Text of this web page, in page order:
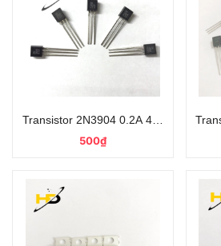
Transistor 2N3904 0.2A 40V TO-92
500₫